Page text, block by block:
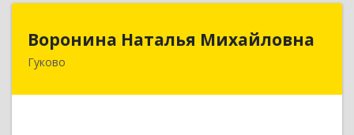
Воронина Наталья Михайловна
Гуково
Воронина Наталья Михайловна